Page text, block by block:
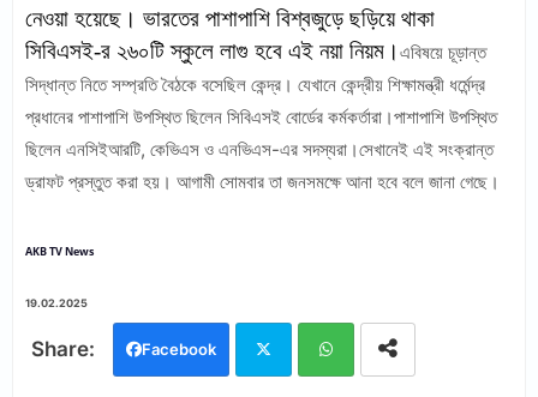
নেওয়া হয়েছে। ভারতের পাশাপাশি বিশ্বজুড়ে ছড়িয়ে থাকা
সিবিএসই-র ২৬০টি স্কুলে লাগু হবে এই নয়া নিয়ম। এবিষয়ে চূড়ান্ত
সিদ্ধান্ত নিতে সম্প্রতি বৈঠকে বসেছিল কেন্দ্র। যেখানে কেন্দ্রীয় শিক্ষামন্ত্রী ধর্মেন্দ্র
প্রধানের পাশাপাশি উপস্থিত ছিলেন সিবিএসই বোর্ডের কর্মকর্তারা।পাশাপাশি উপস্থিত
ছিলেন এনসিইআরটি, কেভিএস ও এনভিএস-এর সদস্যরা।সেখানেই এই সংক্রান্ত
ড্রাফট প্রস্তুত করা হয়। আগামী সোমবার তা জনসমক্ষে আনা হবে বলে জানা গেছে।
AKB TV News
19.02.2025
Facebook